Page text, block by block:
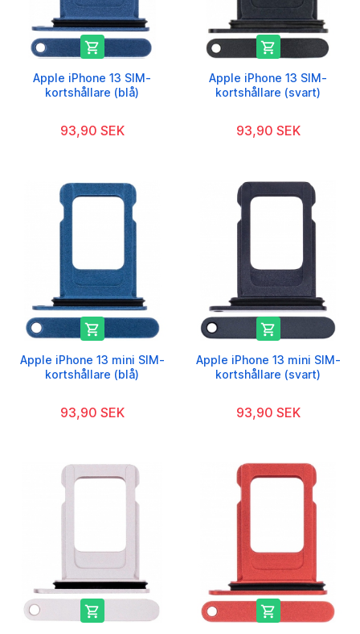

Apple iPhone 13 SIM-
kortshållare (blå)
93,90 SEK

Apple iPhone 13 SIM-
kortshållare (svart)
93,90 SEK

Apple iPhone 13 mini SIM-
kortshållare (blå)
93,90 SEK

Apple iPhone 13 mini SIM-
kortshållare (svart)
93,90 SEK
 